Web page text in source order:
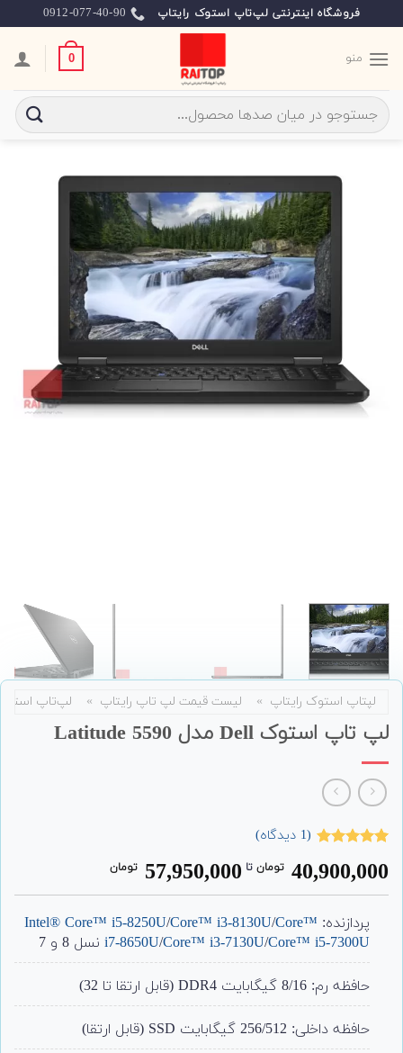
to
content
فروشگاه اینترنتی لپ‌تاپ استوک رایتاپ 0912-077-40-90
منو 0
جستجو
برای:
لپتاپ استوک رایتاپ » لیست قیمت لپ تاپ رایتاپ » لپ‌تاپ
لپ تاپ استوک Dell مدل Latitude 5590
از 5 امتیاز
مشتری
(
1 دیدگاه)
40,900,000 تومان ‌ تا ‌ 57,950,000 تومان
پردازنده: Intel® Core™ i5-8250U/Core™ i3-8130U/Core™
i7-8650U/Core™ i3-7130U/Core™ i5-7300U نسل 8 و 7
حافظه رم: 8/16 گیگابایت DDR4 (قابل ارتقا تا 32)
حافظه داخلی: 256/512 گیگابایت SSD (قابل ارتقا)